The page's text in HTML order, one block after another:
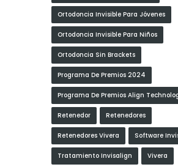
Ortodoncia Invisible Para Jóvenes
Ortodoncia Invisible Para Niños
Ortodoncia Sin Brackets
Programa De Premios 2024
Programa De Premios Align
Retenedor Retenedores
Retenedores Vivera Software
Tratamiento Invisalign Vivera